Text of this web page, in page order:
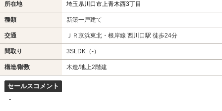
所在地 埼玉県川口市上青木西3丁目
種類 新築一戸建て
交通 ＪＲ京浜東北・根岸線 西川口駅 徒歩24分
間取り 3SLDK（-）
構造/階数 木造/地上2階建
セールスコメント
-